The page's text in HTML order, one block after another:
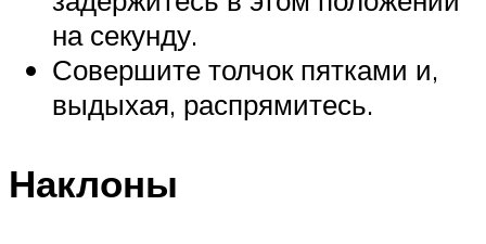
на секунду.
Совершите толчок пятками и,
выдыхая, распрямитесь.
Наклоны